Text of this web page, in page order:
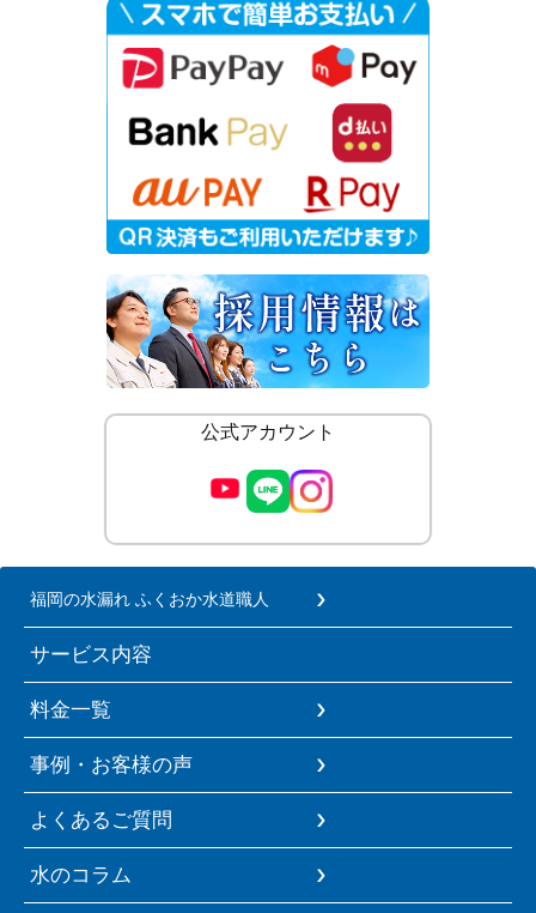
公式アカウント
福岡の水漏れ ふくおか水道職人
サービス内容
料金一覧
事例・お客様の声
よくあるご質問
水のコラム